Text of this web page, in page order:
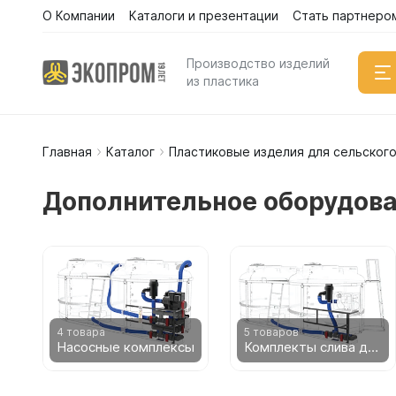
Каталог
О Компании Каталоги и презентации Стать
Производство изделий
из пластика
Емкости
Емкости
Емкости
Емкости
Емкости
Главная Каталог Пластиковые изделия для
Дополнительное
4 товара
Насосные комплексы
5 товаров
Комплекты слива для мотопомп